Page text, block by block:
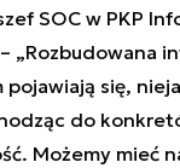
SOC w PKP
„Rozbudowana
się,
do
Możemy mieć